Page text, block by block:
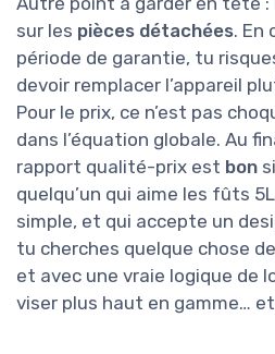
sur les pièces détachées. En
période de garantie, tu
devoir remplacer l’appareil
Pour le prix, ce n’est pas
dans l’équation globale. Au
rapport qualité-prix est bon
quelqu’un qui aime les fûts
simple, et qui accepte un
tu cherches quelque chose
et avec une vraie logique de
viser plus haut en gamme…